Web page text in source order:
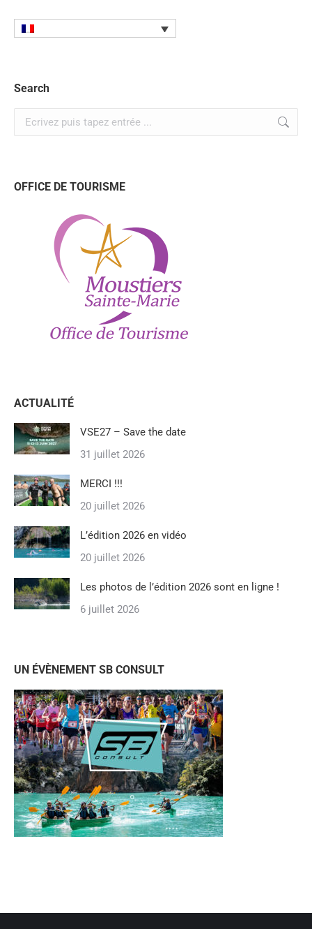
Search
OFFICE DE TOURISME
ACTUALITÉ
VSE27 – Save the date
31 juillet 2026
MERCI !!!
20 juillet 2026
L’édition 2026 en vidéo
20 juillet 2026
Les photos de l’édition 2026 sont en ligne !
6 juillet 2026
UN ÉVÈNEMENT SB CONSULT